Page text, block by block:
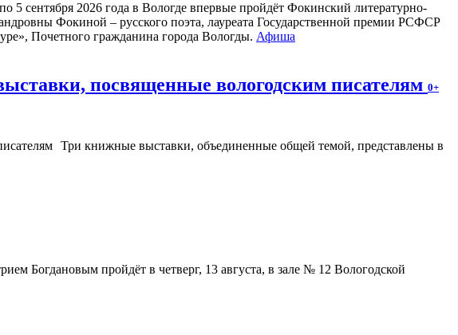
5 сентября 2026 года в Вологде впервые пройдёт Фокинский литературно-
Фокиной – русского поэта, лауреата Государственной премии РСФСР
Почетного гражданина города Вологды. Афиша
посвященные вологодским писателям 0+
Три книжные выставки, объединенные общей темой, представлены в
Богдановым пройдёт в четверг, 13 августа, в зале № 12 Вологодской